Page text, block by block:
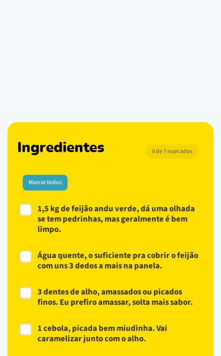
Ingredientes 0 de 7 marcados
Marcar todos
1,5 kg de feijão andu verde, dá uma olhada
se tem pedrinhas, mas geralmente é bem
limpo.
Água quente, o suficiente pra cobrir o feijão
com uns 3 dedos a mais na panela.
3 dentes de alho, amassados ou picados
finos. Eu prefiro amassar, solta mais sabor.
1 cebola, picada bem miudinha. Vai
caramelizar junto com o alho.